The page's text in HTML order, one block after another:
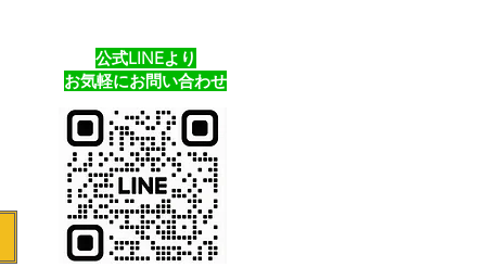
公式LINEより
​お気軽にお問い合わせ